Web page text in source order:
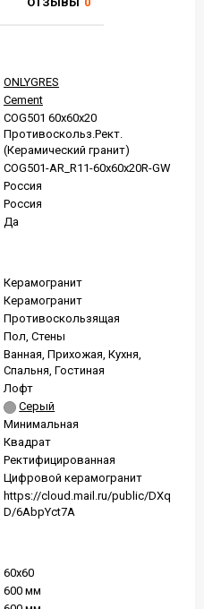
ONLYGRES
Cement
COG501 60x60x20
Противоскольз.Рект.
(Керамический гранит)
COG501-AR_R11-60x60x20R-GW
Россия
Россия
Да
Керамогранит
Керамогранит
Противоскользящая
Пол, Стены
Ванная, Прихожая, Кухня,
Спальня, Гостиная
Лофт
Серый
Минимальная
Квадрат
Ректифицированная
Цифровой керамогранит
https://cloud.mail.ru/public/DXq
D/6AbpYct7A
60x60
600 мм